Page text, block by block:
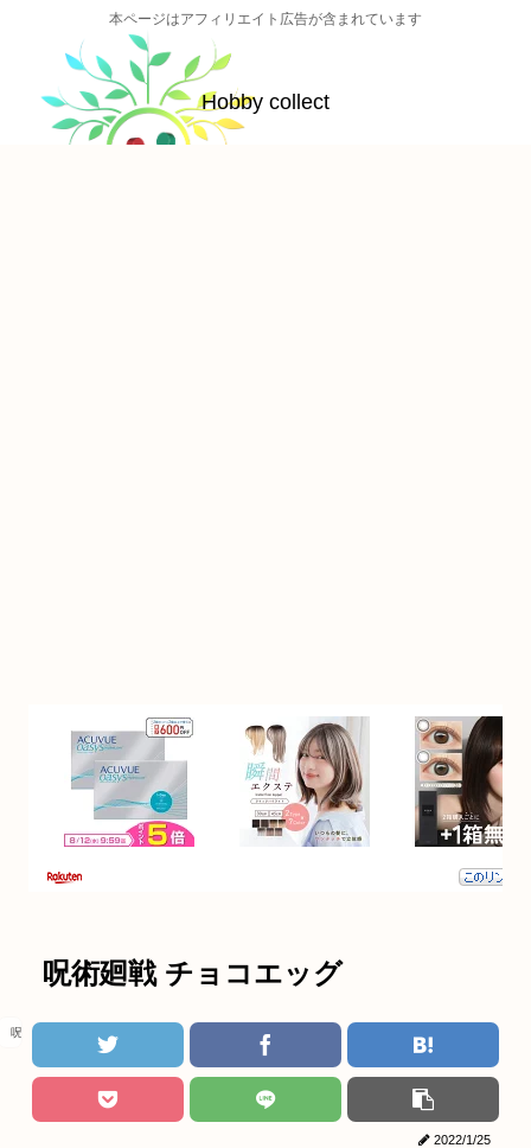
本ページはアフィリエイト広告が含まれています
Hobby collect
呪術廻戦 チョコエッグ
呪術廻戦
2022/1/25